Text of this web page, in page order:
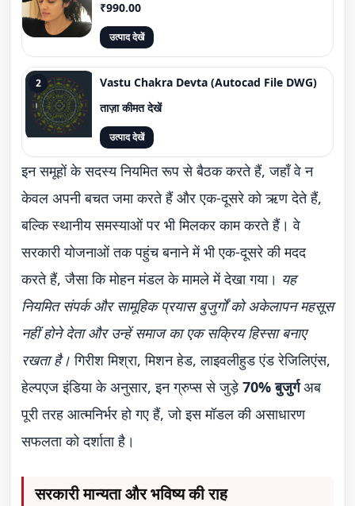
₹990.00
उत्पाद देखें
2
Vastu Chakra Devta (Autocad File DWG)
ताज़ा कीमत देखें
उत्पाद देखें
इन समूहों के सदस्य नियमित रूप से बैठक करते हैं, जहाँ वे न
केवल अपनी बचत जमा करते हैं और एक-दूसरे को ऋण देते हैं,
बल्कि स्थानीय समस्याओं पर भी मिलकर काम करते हैं। वे
सरकारी योजनाओं तक पहुंच बनाने में भी एक-दूसरे की मदद
करते हैं, जैसा कि मोहन मंडल के मामले में देखा गया। यह
नियमित संपर्क और सामूहिक प्रयास बुजुर्गों को अकेलापन महसूस
नहीं होने देता और उन्हें समाज का एक सक्रिय हिस्सा बनाए
रखता है। गिरीश मिश्रा, मिशन हेड, लाइवलीहुड एंड रेजिलिएंस,
हेल्पएज इंडिया के अनुसार, इन ग्रुप्स से जुड़े70% बुजुर्गअब
पूरी तरह आत्मनिर्भर हो गए हैं, जो इस मॉडल की असाधारण
सफलता को दर्शाता है।
सरकारी मान्यता और भविष्य की राह